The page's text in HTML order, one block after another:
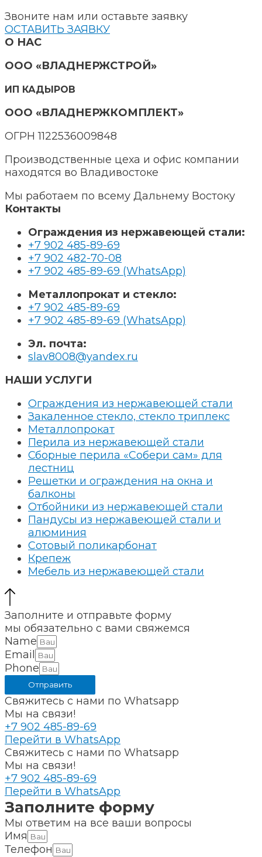
Звоните нам или оставьте заявку
ОСТАВИТЬ ЗАЯВКУ
О НАС
ООО «ВЛАДНЕРЖСТРОЙ»
ИП КАДЫРОВ
ООО «ВЛАДНЕРЖКОМПЛЕКТ»
ОГРН 1122536009848
Производственные цеха и офис компании
находятся во Владивостоке
Мы работаем по всему Дальнему Востоку
Контакты
Ограждения из нержавеющей стали:
+7 902 485-89-69
+7 902 482-70-08
+7 902 485-89-69 (WhatsApp)
Металлопрокат и стекло:
+7 902 485-89-69
+7 902 485-89-69 (WhatsApp)
Эл. почта:
slav8008@yandex.ru
НАШИ УСЛУГИ
Ограждения из нержавеющей стали
Закаленное стекло, стекло триплекс
Металлопрокат
Перила из нержавеющей стали
Сборные перила «Собери сам» для
лестниц
Решетки и ограждения на окна и
балконы
Отбойники из нержавеющей стали
Пандусы из нержавеющей стали и
алюминия
Сотовый поликарбонат
Крепеж
Мебель из нержавеющей стали
Заполните и отправьте форму
мы обязательно с вами свяжемся
Name
Email
Phone
Отправить
Свяжитесь с нами по Whatsapp
Мы на связи!
+7 902 485-89-69
Перейти в WhatsApp
Свяжитесь с нами по Whatsapp
Мы на связи!
+7 902 485-89-69
Перейти в WhatsApp
Заполните форму
Мы ответим на все ваши вопросы
Имя
Телефон